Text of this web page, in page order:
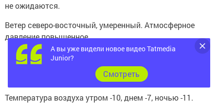
не ожидаются.
Ветер северо-восточный, умеренный. Атмосферное
давление повышенное.
Температура воздуха утром -10, днем -7, ночью -11.
А вы уже видели новое видео Tatmedia
Junior?
Cмотреть